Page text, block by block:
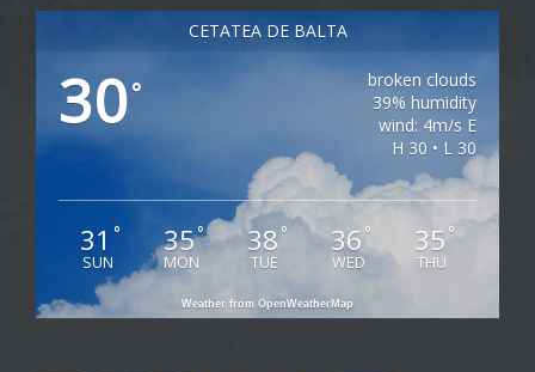
CETATEA DE BALTA
30°
broken clouds
39% humidity
wind: 4m/s E
H 30 • L 30
31 °
SUN
35°
MON
38°
TUE
36 °
WED
35 °
THU
Weather from OpenWeatherMap